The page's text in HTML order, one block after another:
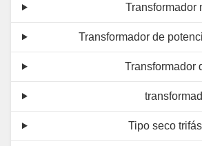
Transformador
Transformador de
Transformador
Tipo seco